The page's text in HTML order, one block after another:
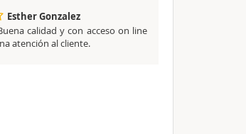
Esther Gonzalez
calidad y con acceso on line
atención al cliente.